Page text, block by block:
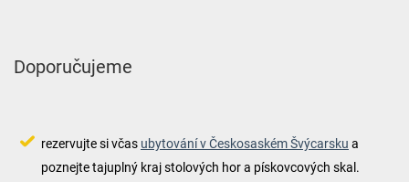
Doporučujeme
rezervujte si včas ubytování v Českosaském Švýcarsku a
poznejte tajuplný kraj stolových hor a pískovcových skal.